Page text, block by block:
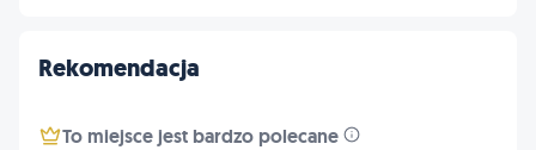
Rekomendacja
To miejsce jest bardzo polecane